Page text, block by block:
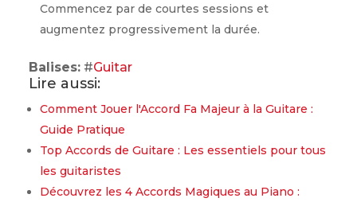
Commencez par de courtes sessions et
augmentez progressivement la durée.
Balises:#Guitar
Lire aussi:
Comment Jouer l'Accord Fa Majeur à la Guitare :
Guide Pratique
Top Accords de Guitare : Les essentiels pour tous
les guitaristes
Découvrez les 4 Accords Magiques au Piano :